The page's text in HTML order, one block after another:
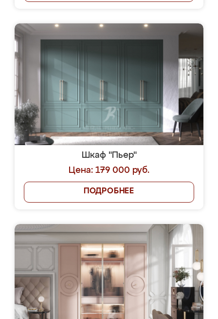
Шкаф "Пьер"
Цена: 179 000 руб.
ПОДРОБНЕЕ